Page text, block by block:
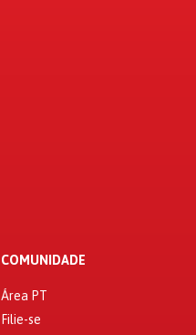
COMUNIDADE
Área PT
Filie-se